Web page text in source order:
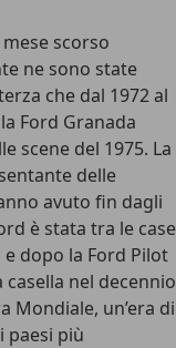
scorso
ne sono state
che dal 1972 al
Ford Granada
scene del 1975. La
delle
avuto fin dagli
è stata tra le case
dopo la Ford Pilot
nel decennio
Mondiale, un’era di
paesi più